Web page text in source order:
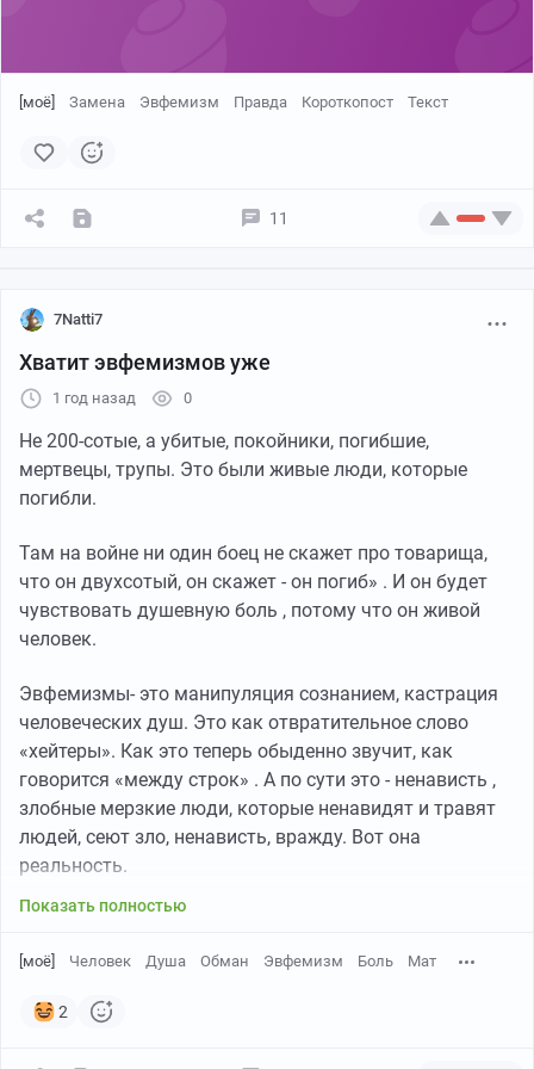
А кому-то и вовсе приходит в голову «облагородить»
речь, заменяя мат на нелепые эвфемизмы вроде
«ёлки-палки» или «колбаса». «Да на колбасе я это
пятый это начинает раздражать сильнее прямого
яркая, мощная. Как картавость во французском,
скорость в испанском или грозность в немецком.
Русский мат — это наша лингвистическая суперсила,
наша фишка, которую слышно и ценят во всём мире.
Он способен придать речи огненную страсть, азарт и
Мат нужно не запрещать, а учиться контролировать.
Это искусство момента: дать ему правильное время и
место. Сначала эмоция — потом мат. Или наоборот —
самый русский стиль.
Так что обратите внимание на свою речь. Какой у вас
мат? Бессмысленный словесный мусор, из-за которого
вас справедливо считают быдларем. Или же это
точный, мощный инструмент, который бьёт не в бровь,
а в глаз.
Сила мата цепляет особенно тогда, когда его
довести до эмоционального сквирта, а можно и убить
наповал.
[моё] Замена Эвфемизм Правда Короткопост Текст
11
7Natti7
Хватит эвфемизмов уже
1 год назад 0
Не 200-сотые, а убитые, покойники, погибшие,
мертвецы, трупы. Это были живые люди, которые
погибли.
Там на войне ни один боец не скажет про товарища,
что он двухсотый, он скажет - он погиб» . И он будет
чувствовать душевную боль , потому что он живой
человек.
Эвфемизмы- это манипуляция сознанием, кастрация
человеческих душ. Это как отвратительное слово
«хейтеры». Как это теперь обыденно звучит, как
говорится «между строк» . А по сути это - ненависть ,
злобные мерзкие люди, которые ненавидят и травят
людей, сеют зло, ненависть, вражду. Вот она
реальность.
Показать полностью
[моё] Человек Душа Обман Эвфемизм Боль Мат
2